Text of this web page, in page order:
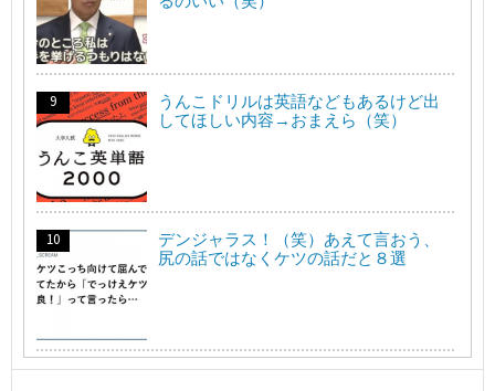
うんこドリルは英語などもあるけど出
してほしい内容→おまえら（笑）
デンジャラス！（笑）あえて言おう、
尻の話ではなくケツの話だと８選